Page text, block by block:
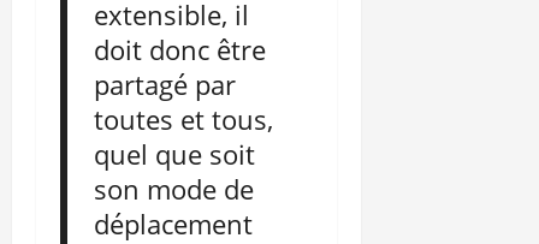
extensible, il
doit donc être
partagé par
toutes et tous,
quel que soit
son mode de
déplacement